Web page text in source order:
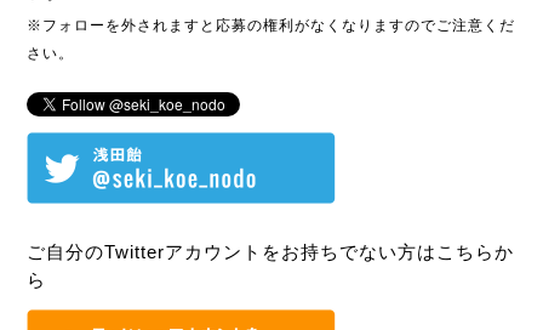
※フォローを外されますと応募の権利がなくなりますのでご注意くだ
さい。
ご自分のTwitterアカウントをお持ちでない方はこちらか
ら